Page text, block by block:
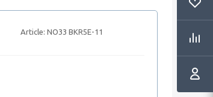
Article: NO33 BKR5E-11